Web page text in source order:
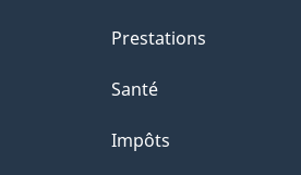
p
a
g
Prestations
Santé
Impôts